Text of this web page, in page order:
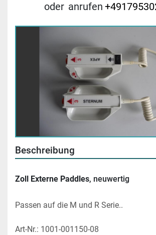
oder anrufen
Beschreibung
Zoll Externe Paddles, neuwertig
Passen auf die M und R Serie..
Art-Nr.: 1001-001150-08